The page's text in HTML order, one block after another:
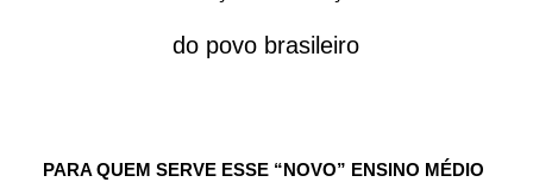
do povo brasileiro
PARA QUEM SERVE ESSE “NOVO” ENSINO MÉDIO